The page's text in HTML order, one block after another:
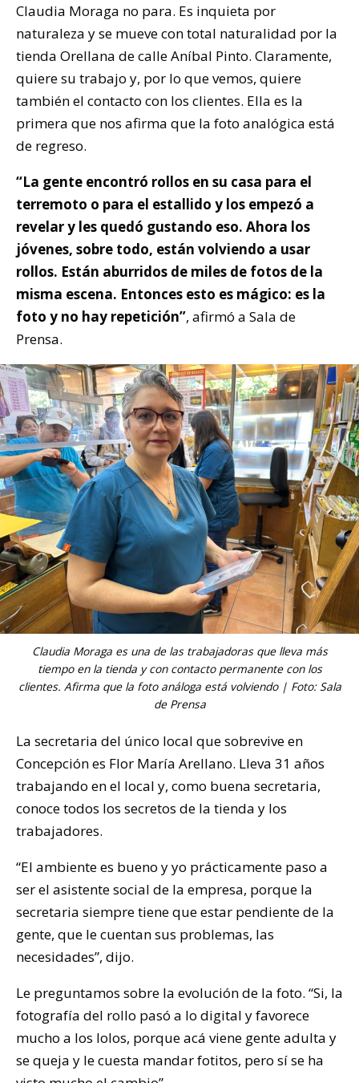
Claudia Moraga no para. Es inquieta por
naturaleza y se mueve con total naturalidad por la
tienda Orellana de calle Aníbal Pinto. Claramente,
quiere su trabajo y, por lo que vemos, quiere
también el contacto con los clientes. Ella es la
primera que nos afirma que la foto analógica está
de regreso.
“La gente encontró rollos en su casa para el
terremoto o para el estallido y los empezó a
revelar y les quedó gustando eso. Ahora los
jóvenes, sobre todo, están volviendo a usar
rollos. Están aburridos de miles de fotos de la
misma escena. Entonces esto es mágico: es la
foto y no hay repetición”, afirmó a Sala de
Prensa.
Claudia Moraga es una de las trabajadoras que lleva más
tiempo en la tienda y con contacto permanente con los
clientes. Afirma que la foto análoga está volviendo | Foto: Sala
de Prensa
La secretaria del único local que sobrevive en
Concepción es Flor María Arellano. Lleva 31 años
trabajando en el local y, como buena secretaria,
conoce todos los secretos de la tienda y los
trabajadores.
“El ambiente es bueno y yo prácticamente paso a
ser el asistente social de la empresa, porque la
secretaria siempre tiene que estar pendiente de la
gente, que le cuentan sus problemas, las
necesidades”, dijo.
Le preguntamos sobre la evolución de la foto. “Si, la
fotografía del rollo pasó a lo digital y favorece
mucho a los lolos, porque acá viene gente adulta y
se queja y le cuesta mandar fotitos, pero sí se ha